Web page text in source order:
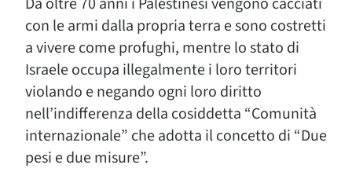
con le armi dalla propria terra e sono costretti
a vivere come profughi, mentre lo stato di
Israele occupa illegalmente i loro territori
violando e negando ogni loro diritto
nell’indifferenza della cosiddetta “Comunità
internazionale” che adotta il concetto di “Due
pesi e due misure”.